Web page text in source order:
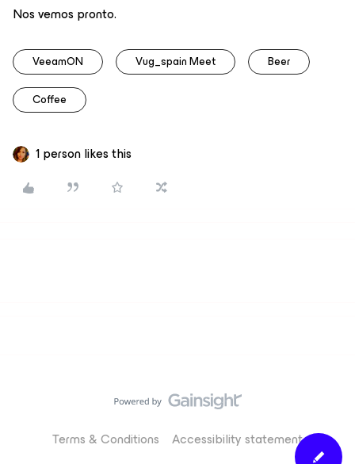
Nos vemos pronto.
VeeamON Vug_spain Meet Beer
Coffee
1 person likes this
Terms & Conditions Accessibility statement